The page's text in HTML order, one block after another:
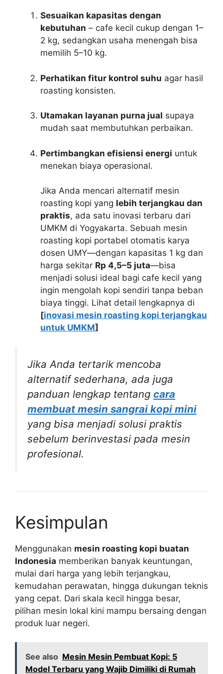
Sesuaikan kapasitas dengan
kebutuhan – cafe kecil cukup dengan 1–
2 kg, sedangkan usaha menengah bisa
memilih 5–10 kg.
Perhatikan fitur kontrol suhu agar hasil
roasting konsisten.
Utamakan layanan purna jual supaya
mudah saat membutuhkan perbaikan.
Pertimbangkan efisiensi energi untuk
menekan biaya operasional.
Jika Anda mencari alternatif mesin
roasting kopi yang lebih terjangkau dan
praktis, ada satu inovasi terbaru dari
UMKM di Yogyakarta. Sebuah mesin
roasting kopi portabel otomatis karya
dosen UMY—dengan kapasitas 1 kg dan
harga sekitar Rp 4,5–5 juta—bisa
menjadi solusi ideal bagi cafe kecil yang
ingin mengolah kopi sendiri tanpa beban
biaya tinggi. Lihat detail lengkapnya di
[inovasi mesin roasting kopi terjangkau
untuk UMKM]
Jika Anda tertarik mencoba
alternatif sederhana, ada juga
panduan lengkap tentang cara
membuat mesin sangrai kopi mini
yang bisa menjadi solusi praktis
sebelum berinvestasi pada mesin
profesional.
Kesimpulan
Menggunakan mesin roasting kopi buatan
Indonesia memberikan banyak keuntungan,
mulai dari harga yang lebih terjangkau,
kemudahan perawatan, hingga dukungan teknis
yang cepat. Dari skala kecil hingga besar,
pilihan mesin lokal kini mampu bersaing dengan
produk luar negeri.
See also Mesin Mesin Pembuat Kopi: 5
Model Terbaru yang Wajib Dimiliki di Rumah